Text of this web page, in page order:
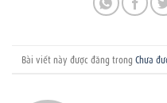
Bài viết này được đăng trong Chưa